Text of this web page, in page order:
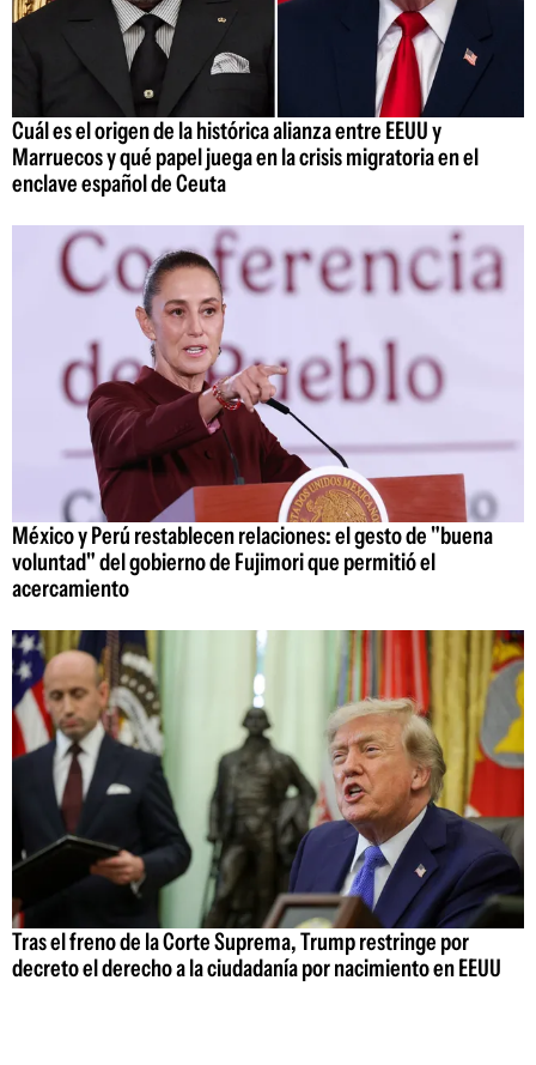
Cuál es el origen de la histórica alianza entre EEUU y
Marruecos y qué papel juega en la crisis migratoria en el
enclave español de Ceuta
México y Perú restablecen relaciones: el gesto de "buena
voluntad" del gobierno de Fujimori que permitió el
acercamiento
Tras el freno de la Corte Suprema, Trump restringe por
decreto el derecho a la ciudadanía por nacimiento en EEUU